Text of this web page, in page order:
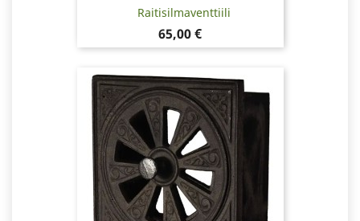
Raitisilmaventtiili
Hinta
65,00 €